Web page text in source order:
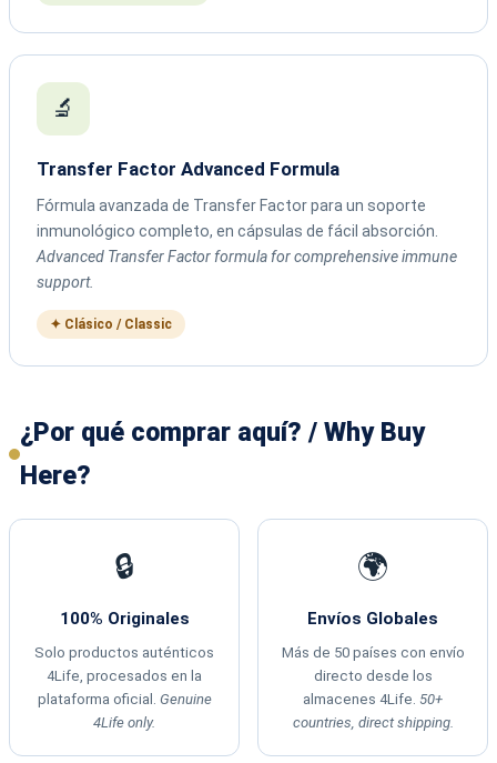
🔬
Transfer Factor Advanced Formula
Fórmula avanzada de Transfer Factor para un soporte
inmunológico completo, en cápsulas de fácil absorción.
Advanced Transfer Factor formula for comprehensive immune
support.
✦ Clásico / Classic
¿Por qué comprar aquí? / Why Buy
Here?
🔒
100% Originales
Solo productos auténticos
4Life, procesados en la
plataforma oficial. Genuine
4Life only.
🌍
Envíos Globales
Más de 50 países con envío
directo desde los
almacenes 4Life. 50+
countries, direct shipping.